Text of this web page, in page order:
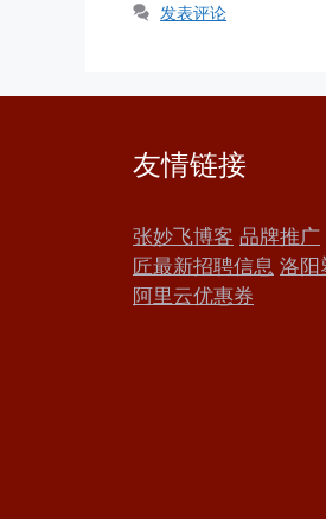
签
发表评论
友情链接
张妙飞博客 品牌推广
匠最新招聘信息 洛阳
阿里云优惠券